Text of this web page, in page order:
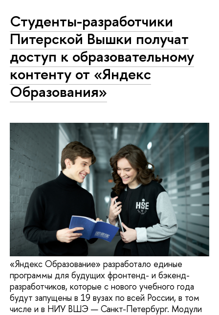
Студенты-разработчики
Питерской Вышки получат
доступ к образовательному
контенту от «Яндекс
Образования»
«Яндекс Образование» разработало единые
программы для будущих фронтенд- и бэкенд-
разработчиков, которые с нового учебного года
будут запущены в 19 вузах по всей России, в том
числе и в НИУ ВШЭ — Санкт-Петербург. Модули